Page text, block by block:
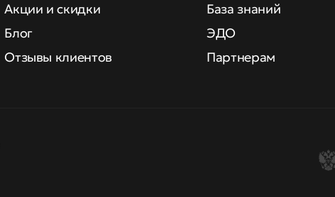
Акции и скидки
Блог
Отзывы клиентов
База знаний
ЭДО
Партнерам